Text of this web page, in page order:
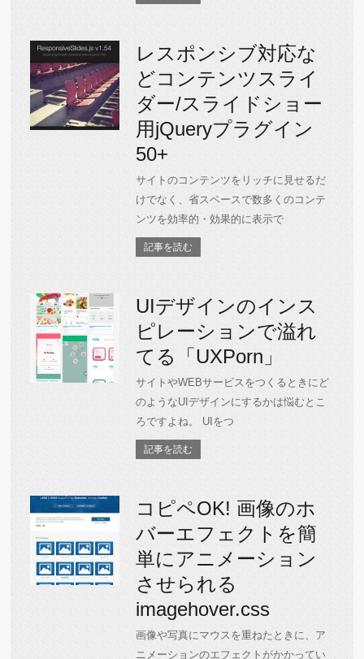
レスポンシブ対応な
どコンテンツスライ
ダー/スライドショー
用jQueryプラグイン
50+
サイトのコンテンツをリッチに見せるだ
けでなく、省スペースで数多くのコンテ
ンツを効率的・効果的に表示で
記事を読む
UIデザインのインス
ピレーションで溢れ
てる「UXPorn」
サイトやWEBサービスをつくるときにど
のようなUIデザインにするかは悩むとこ
ろですよね。 UIをつ
記事を読む
コピペOK! 画像のホ
バーエフェクトを簡
単にアニメーション
させられる
imagehover.css
画像や写真にマウスを重ねたときに、ア
ニメーションのエフェクトがかかってい